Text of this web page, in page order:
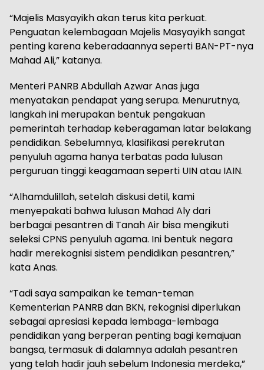
“Majelis Masyayikh akan terus kita perkuat.
Penguatan kelembagaan Majelis Masyayikh sangat
penting karena keberadaannya seperti BAN-PT-nya
Mahad Ali,” katanya.
Menteri PANRB Abdullah Azwar Anas juga
menyatakan pendapat yang serupa. Menurutnya,
langkah ini merupakan bentuk pengakuan
pemerintah terhadap keberagaman latar belakang
pendidikan. Sebelumnya, klasifikasi perekrutan
penyuluh agama hanya terbatas pada lulusan
perguruan tinggi keagamaan seperti UIN atau IAIN.
“Alhamdulillah, setelah diskusi detil, kami
menyepakati bahwa lulusan Mahad Aly dari
berbagai pesantren di Tanah Air bisa mengikuti
seleksi CPNS penyuluh agama. Ini bentuk negara
hadir merekognisi sistem pendidikan pesantren,”
kata Anas.
“Tadi saya sampaikan ke teman-teman
Kementerian PANRB dan BKN, rekognisi diperlukan
sebagai apresiasi kepada lembaga-lembaga
pendidikan yang berperan penting bagi kemajuan
bangsa, termasuk di dalamnya adalah pesantren
yang telah hadir jauh sebelum Indonesia merdeka,”